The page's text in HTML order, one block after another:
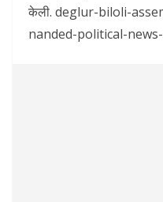
केली. deglur-biloli-
nanded-political-